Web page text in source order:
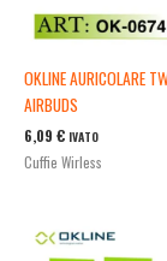
OKLINE AURICOLARE
AIRBUDS
6,09 € IVATO
Cuffie Wirless